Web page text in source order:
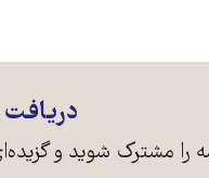
را مشترک شوید و